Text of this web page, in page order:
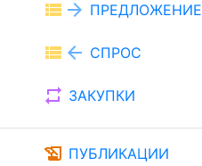
view_list arrow_forward ПРЕДЛОЖЕНИЕ
view_list arrow_back СПРОС
repeat ЗАКУПКИ
history_edu ПУБЛИКАЦИИ